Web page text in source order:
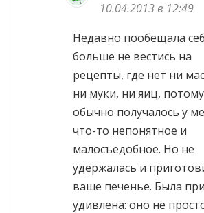
10.04.2013 в 12:49
Недавно пообещала
больше не вестись на
рецепты, где нет ни
ни муки, ни яиц,
обычно получалось у
что-то непонятное и
малосъедобное. Но не
удержалась и
ваше печенье. Была
удивлена: оно не